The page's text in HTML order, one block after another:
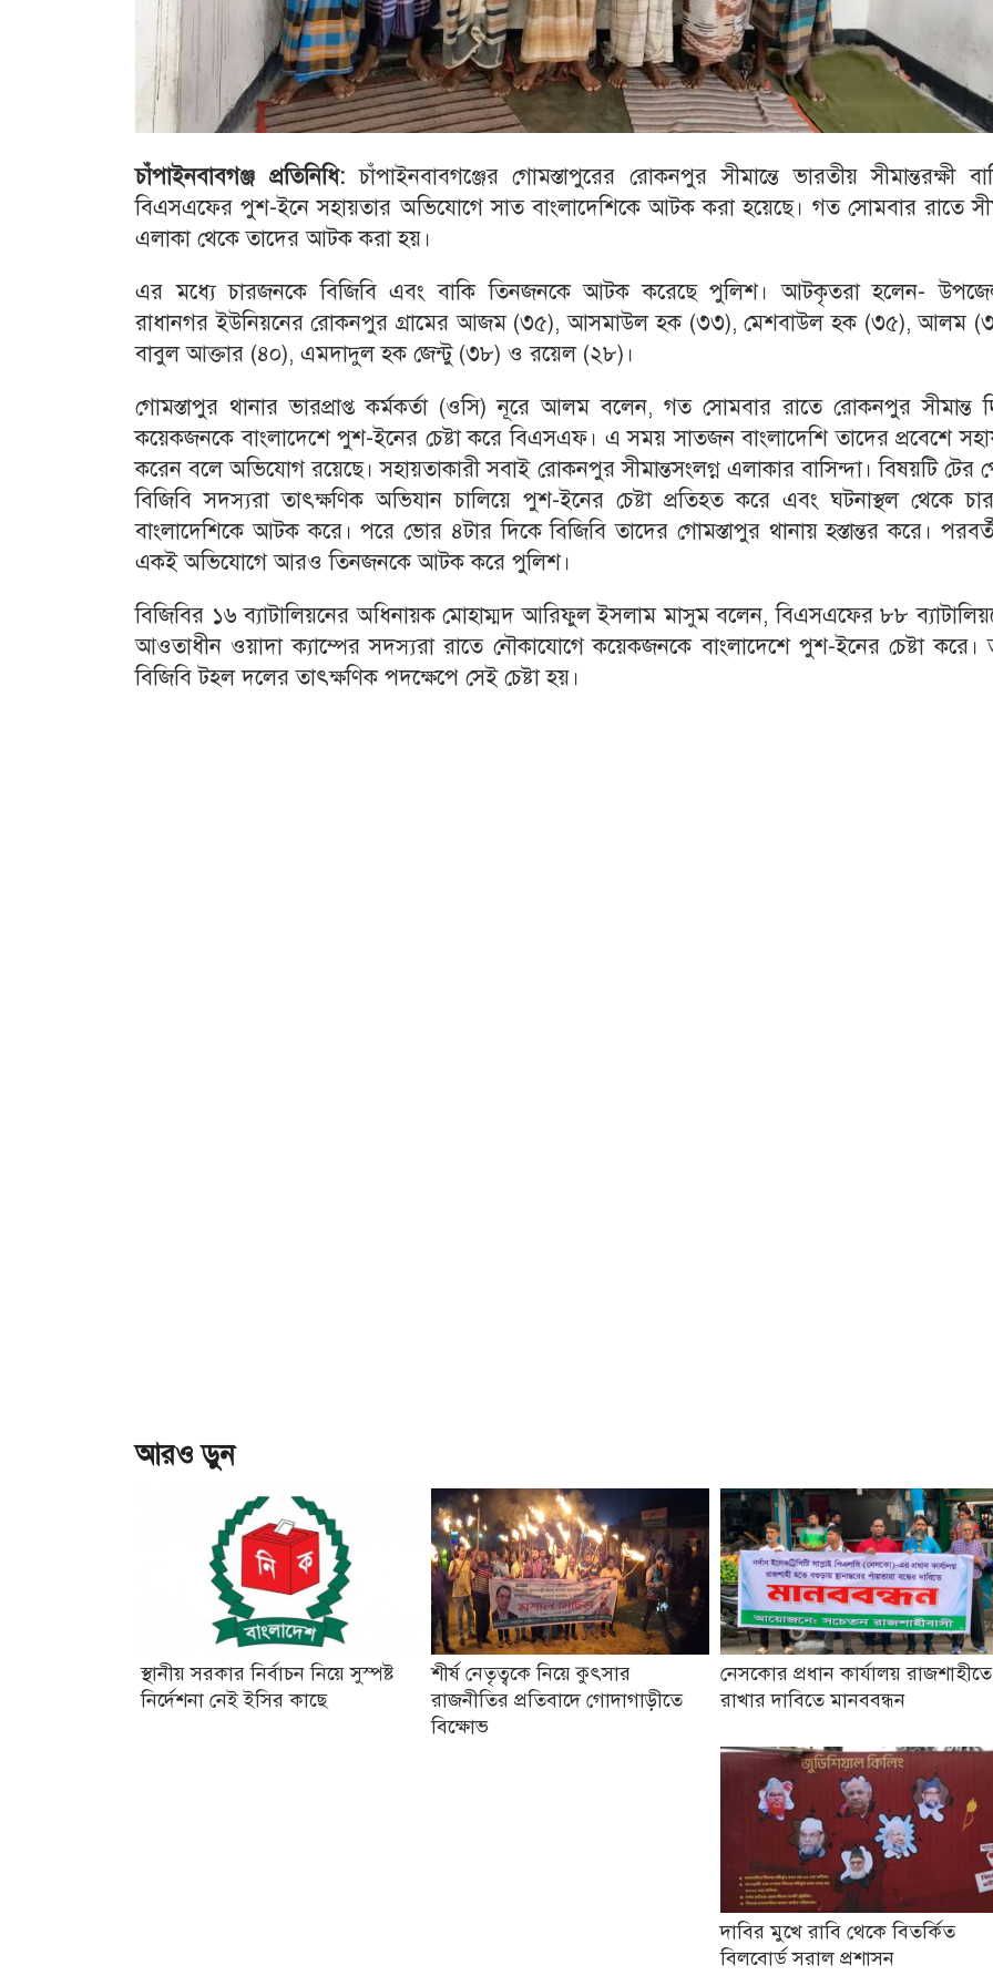
চাঁপাইনবাবগঞ্জ প্রতিনিধি:চাঁপাইনবাবগঞ্জের গোমস্তাপুরের রোকনপুর সীমান্তে ভারতীয় সীমান্তরক্ষী
বিএসএফের পুশ-ইনে সহায়তার অভিযোগে সাত বাংলাদেশিকে আটক করা হয়েছে। গত সোমবার রাতে
এলাকা থেকে তাদের আটক করা হয়।
এর মধ্যে চারজনকে বিজিবি এবং বাকি তিনজনকে আটক করেছে পুলিশ। আটকৃতরা হলেন-
রাধানগর ইউনিয়নের রোকনপুর গ্রামের আজম (৩৫), আসমাউল হক (৩৩), মেশবাউল হক (৩৫), আলম
বাবুল আক্তার (৪০), এমদাদুল হক জেন্টু (৩৮) ও রয়েল (২৮)।
গোমস্তাপুর থানার ভারপ্রাপ্ত কর্মকর্তা (ওসি) নূরে আলম বলেন, গত সোমবার রাতে রোকনপুর সীমান্ত
কয়েকজনকে বাংলাদেশে পুশ-ইনের চেষ্টা করে বিএসএফ। এ সময় সাতজন বাংলাদেশি তাদের প্রবেশে
করেন বলে অভিযোগ রয়েছে। সহায়তাকারী সবাই রোকনপুর সীমান্তসংলগ্ন এলাকার বাসিন্দা। বিষয়টি টের
বিজিবি সদস্যরা তাৎক্ষণিক অভিযান চালিয়ে পুশ-ইনের চেষ্টা প্রতিহত করে এবং ঘটনাস্থল থেকে
বাংলাদেশিকে আটক করে। পরে ভোর ৪টার দিকে বিজিবি তাদের গোমস্তাপুর থানায় হস্তান্তর করে।
একই অভিযোগে আরও তিনজনকে আটক করে পুলিশ।
বিজিবির ১৬ ব্যাটালিয়নের অধিনায়ক মোহাম্মদ আরিফুল ইসলাম মাসুম বলেন, বিএসএফের ৮৮
আওতাধীন ওয়াদা ক্যাম্পের সদস্যরা রাতে নৌকাযোগে কয়েকজনকে বাংলাদেশে পুশ-ইনের চেষ্টা করে।
বিজিবি টহল দলের তাৎক্ষণিক পদক্ষেপে সেই চেষ্টা হয়।
আরও ড়ুন
স্থানীয় সরকার নির্বাচন নিয়ে সুস্পষ্ট
নির্দেশনা নেই ইসির কাছে
শীর্ষ নেতৃত্বকে নিয়ে কুৎসার
রাজনীতির প্রতিবাদে গোদাগাড়ীতে
বিক্ষোভ
নেসকোর প্রধান কার্যালয় রাজশাহীতে
রাখার দাবিতে মানববন্ধন
দাবির মুখে রাবি থেকে বিতর্কিত
বিলবোর্ড সরাল প্রশাসন